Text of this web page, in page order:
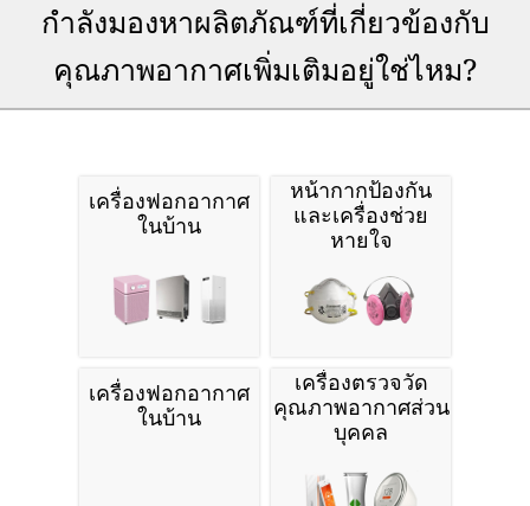
กำลังมองหาผลิตภัณฑ์ที่เกี่ยวข้องกับ
คุณภาพอากาศเพิ่มเติมอยู่ใช่ไหม?
เครื่องฟอกอากาศ
ในบ้าน
หน้ากากป้องกัน
และเครื่องช่วย
หายใจ
เครื่องฟอกอากาศ
ในบ้าน
เครื่องตรวจวัด
คุณภาพอากาศส่วน
บุคคล